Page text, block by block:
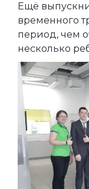
Ещё
временного
период, чем
несколько